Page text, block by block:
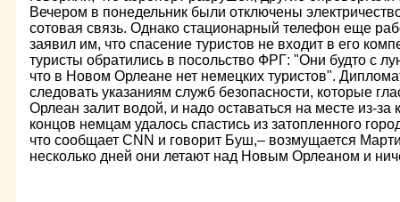
Вечером в понедельник были отключены
сотовая связь. Однако стационарный телефон еще
заявил им, что спасение туристов не входит в его
туристы обратились в посольство ФРГ: "Они будто с
что в Новом Орлеане нет немецких туристов".
следовать указаниям служб безопасности, которые
Орлеан залит водой, и надо оставаться на месте из-за
концов немцам удалось спастись из затопленного
что сообщает CNN и говорит Буш,– возмущается
несколько дней они летают над Новым Орлеаном и